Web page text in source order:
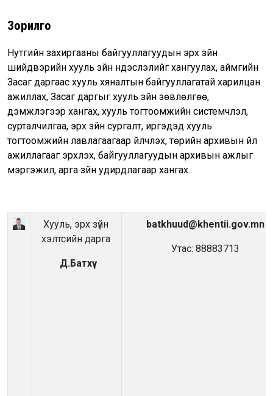
Зорилго
Нутгийн захиргааны байгууллагуудын эрх зүйн
шийдвэрийн хууль зүйн үндэслэлийг хангуулах, аймгийн
Засаг даргаас хууль хяналтын байгууллагатай харилцан
ажиллах, Засаг даргыг хууль зүйн зөвлөлгөө,
дэмжлэгээр хангах, хууль тогтоомжийн системчлэл,
сурталчилгаа, эрх зүйн сургалт, иргэдэд хууль
тогтоомжийн лавлагаагаар үйлчлэх, төрийн архивын үйл
ажиллагааг эрхлэх, байгууллагуудын архивын ажлыг
мэргэжил, арга зүйн удирдлагаар хангах.
Хууль, эрх зүйн
хэлтсийн дарга
Д.Батхүү
batkhuud@khentii.gov.mn
Утас: 88883713